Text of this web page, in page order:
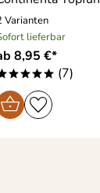
Varianten
lieferbar
8,95 €*
(7)